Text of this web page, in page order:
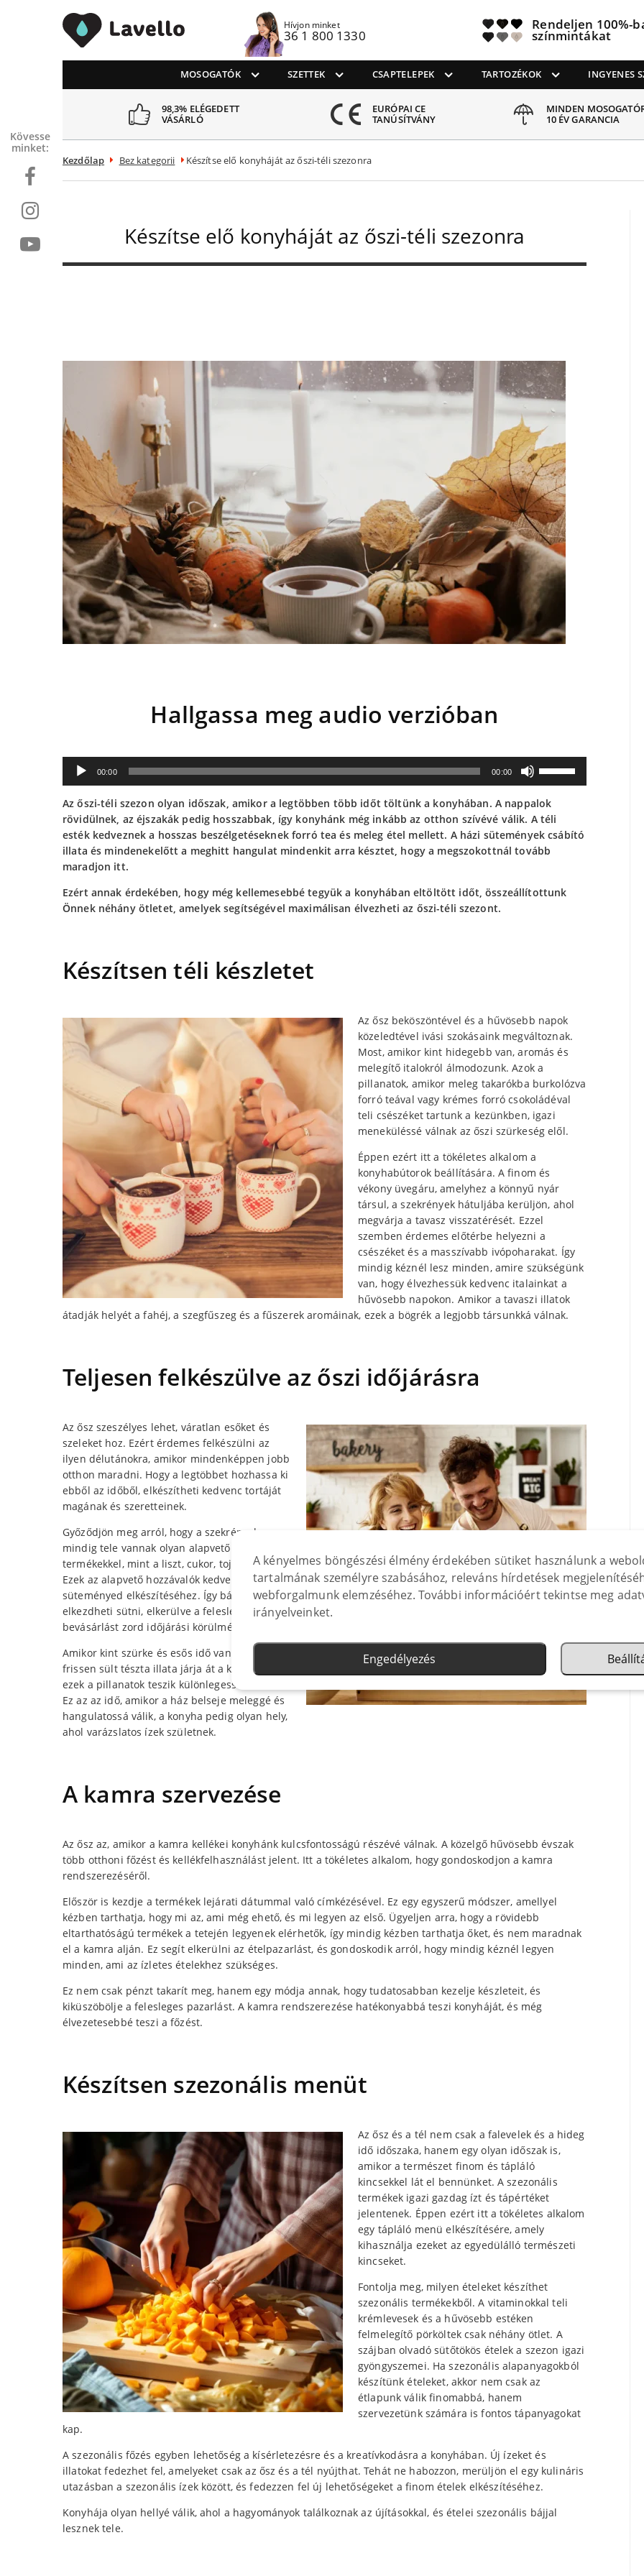
Hívjon minket
36 1 800 1330
Rendeljen 100%-
színmintákat
Kövessen
minket:
MOSOGATÓK SZETTEK CSAPTELEPEK TARTOZÉKOK INGYENES
98,3% ELÉGEDETT
VÁSÁRLÓ
EURÓPAI CE
TANÚSÍTVÁNY
MINDEN
10 ÉV GARANCIA
Kezdőlap Bez kategorii Készítse elő konyháját az őszi-téli szezonra
Készítse elő konyháját az őszi-téli szezonra
Hallgassa meg audio verzióban
Audió
lejátszó
00:00 00:00
kell
Az őszi-téli szezon olyan időszak, amikor a legtöbben több időt töltünk a konyhában. A nappalok
rövidülnek, az éjszakák pedig hosszabbak, így konyhánk még inkább az otthon szívévé válik. A téli
esték kedveznek a hosszas beszélgetéseknek forró tea és meleg étel mellett. A házi sütemények csábító
illata és mindenekelőtt a meghitt hangulat mindenkit arra késztet, hogy a megszokottnál tovább
maradjon itt.
Ezért annak érdekében, hogy még kellemesebbé tegyük a konyhában eltöltött időt, összeállítottunk
Önnek néhány ötletet, amelyek segítségével maximálisan élvezheti az őszi-téli szezont.
Készítsen téli készletet
Az ősz beköszöntével és a hűvösebb napok
közeledtével ivási szokásaink megváltoznak.
Most, amikor kint hidegebb van, aromás és
melegítő italokról álmodozunk. Azok a
pillanatok, amikor meleg takarókba burkolózva
forró teával vagy krémes forró csokoládéval
teli csészéket tartunk a kezünkben, igazi
meneküléssé válnak az őszi szürkeség elől.
Éppen ezért itt a tökéletes alkalom a
konyhabútorok beállítására. A finom és
vékony üvegáru, amelyhez a könnyű nyár
társul, a szekrények hátuljába kerüljön, ahol
megvárja a tavasz visszatérését. Ezzel
szemben érdemes előtérbe helyezni a
csészéket és a masszívabb ivópoharakat. Így
mindig kéznél lesz minden, amire szükségünk
van, hogy élvezhessük kedvenc italainkat a
hűvösebb napokon. Amikor a tavaszi illatok
átadják helyét a fahéj, a szegfűszeg és a fűszerek aromáinak, ezek a bögrék a legjobb társunkká válnak.
Teljesen felkészülve az őszi időjárásra
Az ősz szeszélyes lehet, váratlan esőket és
szeleket hoz. Ezért érdemes felkészülni az
ilyen délutánokra, amikor mindenképpen jobb
otthon maradni. Hogy a legtöbbet hozhassa ki
ebből az időből, elkészítheti kedvenc tortáját
magának és szeretteinek.
Győződjön meg arról, hogy a szekrények
mindig tele vannak olyan alapvető
termékekkel, mint a liszt, cukor, tojás és vaj.
Ezek az alapvető hozzávalók kedvenc
süteményed elkészítéséhez. Így bármikor
elkezdheti sütni, elkerülve a felesleges
bevásárlást zord időjárási körülmények között.
Amikor kint szürke és esős idő van, és a
frissen sült tészta illata járja át a konyhát,
ezek a pillanatok teszik különlegessé az őszt.
Ez az az idő, amikor a ház belseje meleggé és
hangulatossá válik, a konyha pedig olyan hely,
ahol varázslatos ízek születnek.
A kamra szervezése
Az ősz az, amikor a kamra kellékei konyhánk kulcsfontosságú részévé válnak. A közelgő hűvösebb évszak
több otthoni főzést és kellékfelhasználást jelent. Itt a tökéletes alkalom, hogy gondoskodjon a kamra
rendszerezéséről.
Először is kezdje a termékek lejárati dátummal való címkézésével. Ez egy egyszerű módszer, amellyel
kézben tarthatja, hogy mi az, ami még ehető, és mi legyen az első. Ügyeljen arra, hogy a rövidebb
eltarthatóságú termékek a tetején legyenek elérhetők, így mindig kézben tarthatja őket, és nem maradnak
el a kamra alján. Ez segít elkerülni az ételpazarlást, és gondoskodik arról, hogy mindig kéznél legyen
minden, ami az ízletes ételekhez szükséges.
Ez nem csak pénzt takarít meg, hanem egy módja annak, hogy tudatosabban kezelje készleteit, és
kiküszöbölje a felesleges pazarlást. A kamra rendszerezése hatékonyabbá teszi konyháját, és még
élvezetesebbé teszi a főzést.
Készítsen szezonális menüt
Az ősz és a tél nem csak a falevelek és a hideg
idő időszaka, hanem egy olyan időszak is,
amikor a természet finom és tápláló
kincsekkel lát el bennünket. A szezonális
termékek igazi gazdag ízt és tápértéket
jelentenek. Éppen ezért itt a tökéletes alkalom
egy tápláló menü elkészítésére, amely
kihasználja ezeket az egyedülálló természeti
kincseket.
Fontolja meg, milyen ételeket készíthet
szezonális termékekből. A vitaminokkal teli
krémlevesek és a hűvösebb estéken
felmelegítő pörköltek csak néhány ötlet. A
szájban olvadó sütőtökös ételek a szezon igazi
gyöngyszemei. Ha szezonális alapanyagokból
készítünk ételeket, akkor nem csak az
étlapunk válik finomabbá, hanem
szervezetünk számára is fontos tápanyagokat
kap.
A szezonális főzés egyben lehetőség a kísérletezésre és a kreatívkodásra a konyhában. Új ízeket és
illatokat fedezhet fel, amelyeket csak az ősz és a tél nyújthat. Tehát ne habozzon, merüljön el egy kulináris
utazásban a szezonális ízek között, és fedezzen fel új lehetőségeket a finom ételek elkészítéséhez.
Konyhája olyan hellyé válik, ahol a hagyományok találkoznak az újításokkal, és ételei szezonális bájjal
lesznek tele.
A kényelmes böngészési élmény érdekében sütiket használunk a
tartalmának személyre szabásához, releváns hírdetések
webforgalmunk elemzéséhez. További információért tekintse meg
irányelveinket.
Engedélyezés